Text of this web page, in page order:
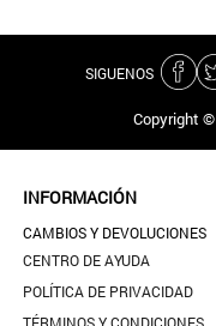
SIGUENOS
Copyright ©
INFORMACIÓN
CAMBIOS Y DEVOLUCIONES
CENTRO DE AYUDA
POLÍTICA DE PRIVACIDAD
TÉRMINOS Y CONDICIONES
botin
cafe